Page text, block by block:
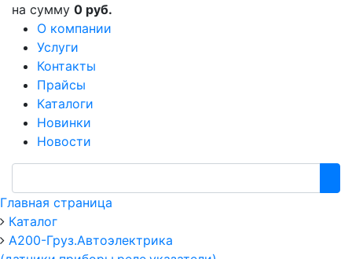
на сумму 0 руб.
О компании
Услуги
Контакты
Прайсы
Каталоги
Новинки
Новости
Главная страница
Каталог
А200-Груз.Автоэлектрика